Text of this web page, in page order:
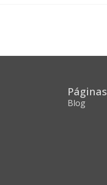
Páginas
Blog